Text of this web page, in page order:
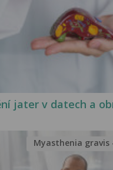
jater v datech a
Myasthenia gravis